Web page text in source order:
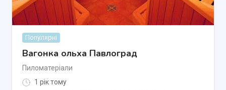
Популярні
Вагонка ольха Павлоград
Пиломатеріали
1 рік тому